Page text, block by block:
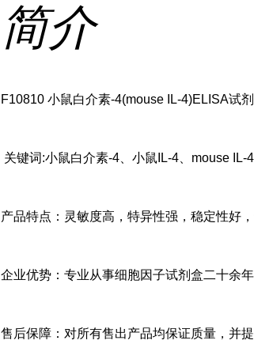
简介
F10810 小鼠白介素-4(mouse IL-4)ELISA试
关键词:小鼠白介素-4、小鼠IL-4、mouse IL-4
产品特点：灵敏度高，特异性强，稳定性好
企业优势：专业从事细胞因子试剂盒二十余
售后保障：对所有售出产品均保证质量，并